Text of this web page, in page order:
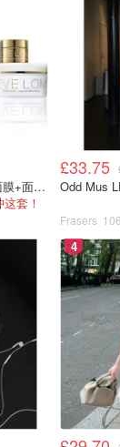
皮面朝下，煎
面金黄。取出备
200ml卸妆膏+100ml急救面膜+面霜+洁颜布
套！
£33.75
Odd Mus
Frasers
4